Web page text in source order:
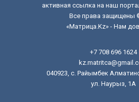
активная ссылка на наш
Все права защищены
«Матрица.Kz» - Нам
+7 708 696 1624
040923, с. Райымбек
ул. Наурыз, 1А